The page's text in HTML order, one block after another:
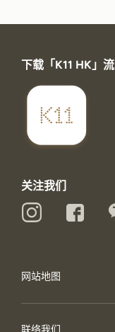
下载「K11 HK」
关注我们
网站地图
联络我们